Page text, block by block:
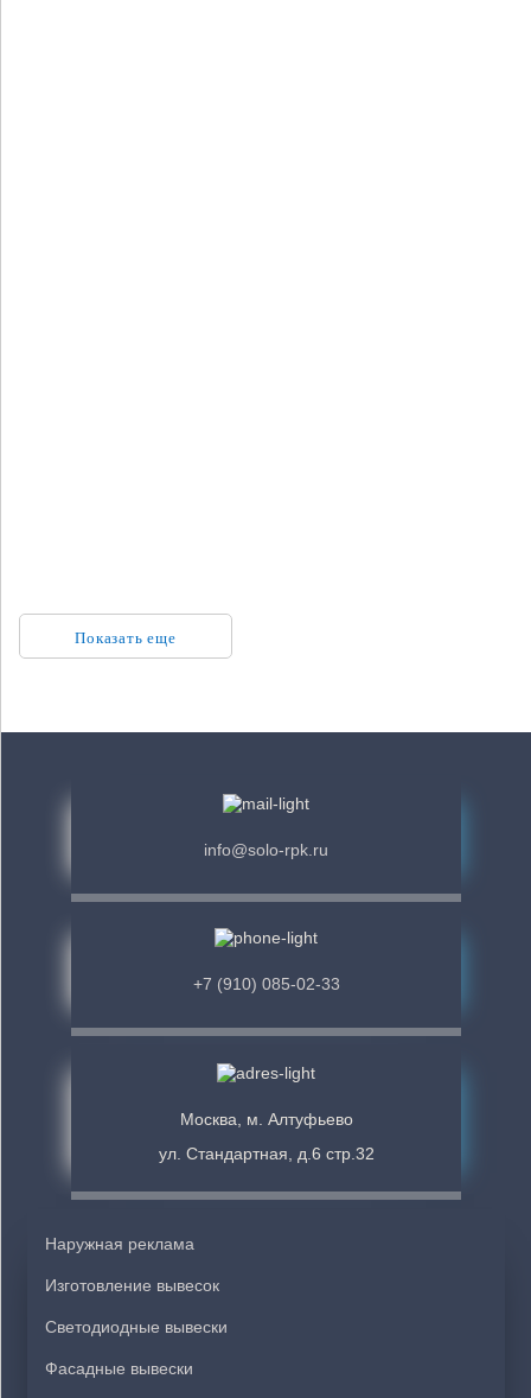
Показать еще
info@solo-rpk.ru
+7 (910) 085-02-33
Москва, м. Алтуфьево
ул. Стандартная, д.6 стр.32
Наружная реклама
Изготовление вывесок
Светодиодные вывески
Фасадные вывески